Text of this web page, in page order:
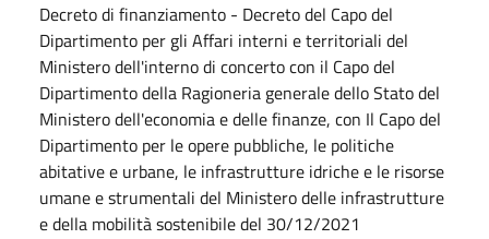
Decreto di finanziamento - Decreto del Capo del
Dipartimento per gli Affari interni e territoriali del
Ministero dell'interno di concerto con il Capo del
Dipartimento della Ragioneria generale dello Stato del
Ministero dell'economia e delle finanze, con Il Capo del
Dipartimento per le opere pubbliche, le politiche
abitative e urbane, le infrastrutture idriche e le risorse
umane e strumentali del Ministero delle infrastrutture
e della mobilità sostenibile del 30/12/2021